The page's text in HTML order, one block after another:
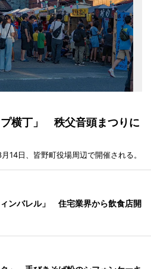
横丁」 秩父音頭まつりに
14日、皆野町役場周辺で開催される。
ンバレル」 住宅業界から飲食店開